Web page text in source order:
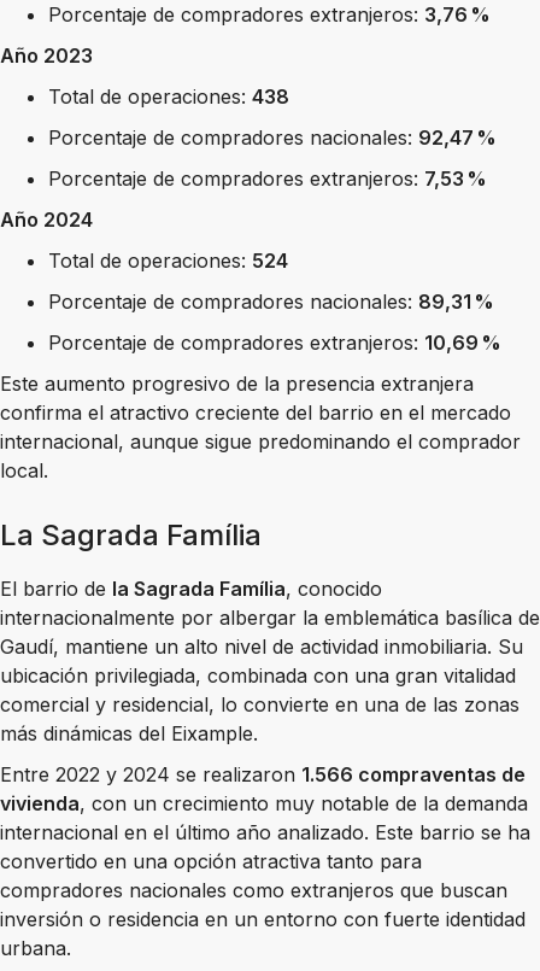
Porcentaje de compradores extranjeros: 3,76 %
Año 2023
Total de operaciones: 438
Porcentaje de compradores nacionales: 92,47 %
Porcentaje de compradores extranjeros: 7,53 %
Año 2024
Total de operaciones: 524
Porcentaje de compradores nacionales: 89,31 %
Porcentaje de compradores extranjeros: 10,69 %
Este aumento progresivo de la presencia extranjera
confirma el atractivo creciente del barrio en el mercado
internacional, aunque sigue predominando el comprador
local.
La Sagrada Família
El barrio de la Sagrada Família, conocido
internacionalmente por albergar la emblemática basílica de
Gaudí, mantiene un alto nivel de actividad inmobiliaria. Su
ubicación privilegiada, combinada con una gran vitalidad
comercial y residencial, lo convierte en una de las zonas
más dinámicas del Eixample.
Entre 2022 y 2024 se realizaron 1.566 compraventas de
vivienda, con un crecimiento muy notable de la demanda
internacional en el último año analizado. Este barrio se ha
convertido en una opción atractiva tanto para
compradores nacionales como extranjeros que buscan
inversión o residencia en un entorno con fuerte identidad
urbana.